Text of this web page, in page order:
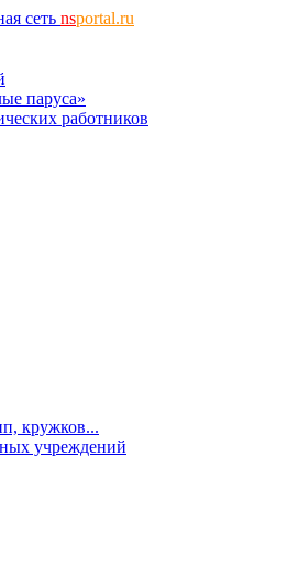
сеть nsportal.ru
паруса»
работников
кружков...
учреждений